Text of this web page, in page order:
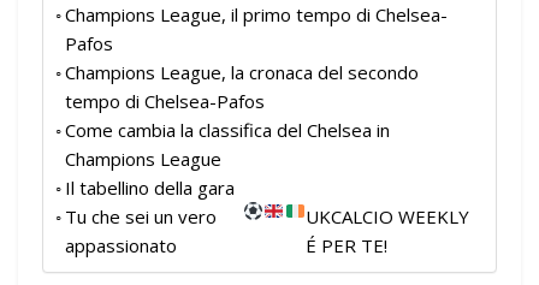
Champions League, il primo tempo di Chelsea-
Pafos
Champions League, la cronaca del secondo
tempo di Chelsea-Pafos
Come cambia la classifica del Chelsea in
Champions League
Il tabellino della gara
Tu che sei un vero
appassionato
UKCALCIO WEEKLY
É PER TE!